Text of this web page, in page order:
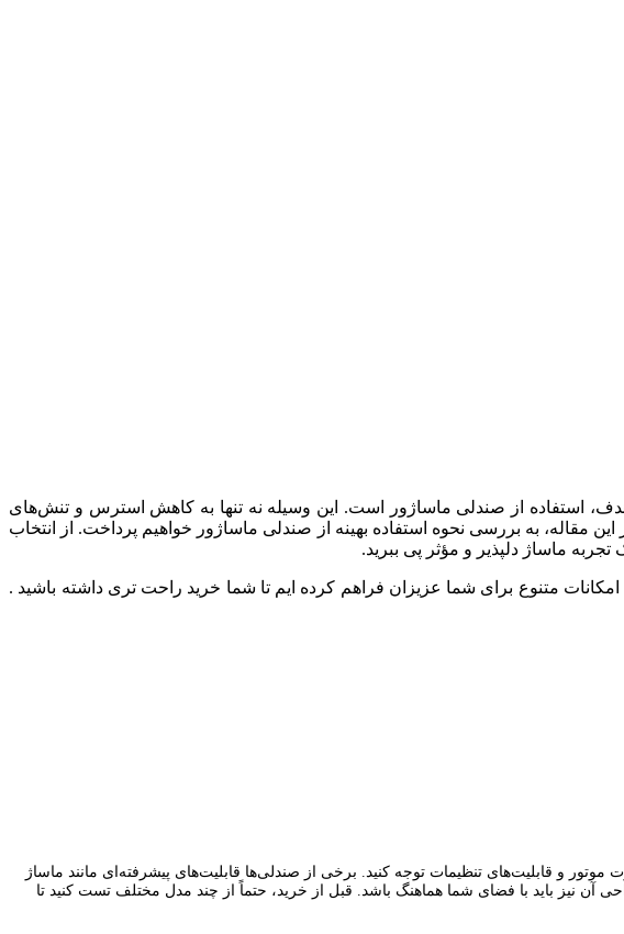
استفاده از صندلی ماساژور است. این وسیله نه تنها به کاهش استرس و تنش‌های
به بررسی نحوه استفاده بهینه از صندلی ماساژور خواهیم پرداخت. از انتخاب
ماساژ دلپذیر و مؤثر پی ببرید.
امکانات متنوع برای شما عزیزان فراهم کرده ایم تا شما خرید راحت تری داشته باشید .
موتور و قابلیت‌های تنظیمات توجه کنید. برخی از صندلی‌ها قابلیت‌های پیشرفته‌ای مانند ماساژ
نیز باید با فضای شما هماهنگ باشد. قبل از خرید، حتماً از چند مدل مختلف تست کنید تا